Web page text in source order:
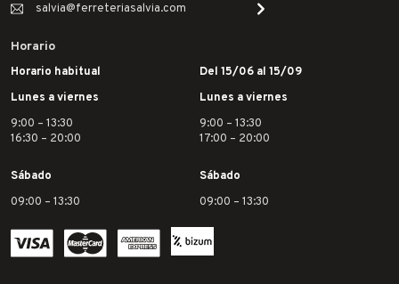
salvia@ferreteriasalvia.com
Horario
Horario habitual
Lunes a viernes
9:00 – 13:30
16:30 – 20:00
Sábado
09:00 – 13:30
Del 15/06 al 15/09
Lunes a viernes
9:00 – 13:30
17:00 – 20:00
Sábado
09:00 – 13:30